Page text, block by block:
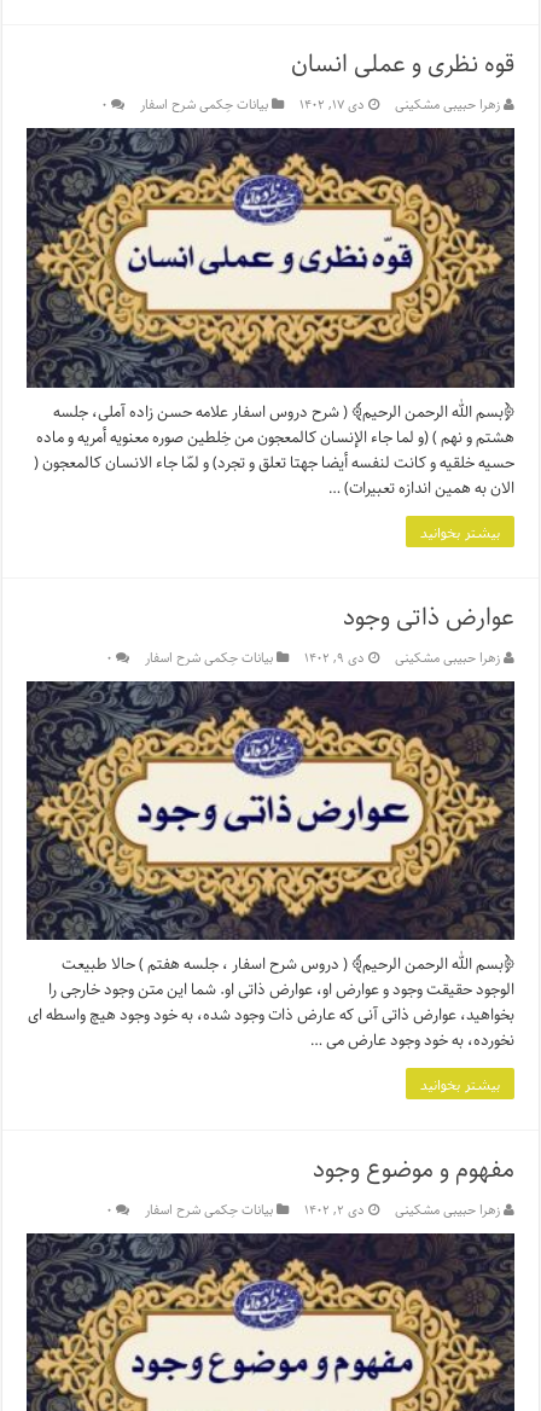
قوه نظری و عملی انسان
زهرا حبیبی مشکینی دی ۱۷, ۱۴۰۲ بیانات حِکمی شرح اسفار ۰
﴿بسم الله الرحمن الرحیم﴾ ( شرح دروس اسفار علامه حسن زاده آملی، جلسه
هشتم و نهم ) (و لما جاء الإنسان کالمعجون من خِلطین صوره معنویه أمریه و ماده
حسیه خلقیه و کانت لنفسه أیضا جهتا تعلق و تجرد) و لمّا جاء الانسان کالمعجون (
الان به همین اندازه تعبیرات) …
بیشتر بخوانید
عوارض ذاتی وجود
زهرا حبیبی مشکینی دی ۹, ۱۴۰۲ بیانات حِکمی شرح اسفار ۰
﴿بسم الله الرحمن الرحیم﴾ ( دروس شرح اسفار ، جلسه هفتم ) حالا طبیعت
الوجود حقیقت وجود و عوارض او، عوارض ذاتی او. شما این متن وجود خارجی را
بخواهید، عوارض ذاتی آنی که عارض ذات وجود شده، به خود وجود هیچ واسطه ای
نخورده، به خود وجود عارض می …
بیشتر بخوانید
مفهوم و موضوع وجود
زهرا حبیبی مشکینی دی ۲, ۱۴۰۲ بیانات حِکمی شرح اسفار ۰